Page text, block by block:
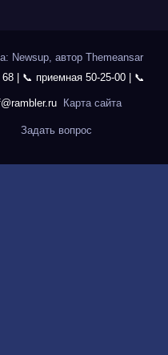
Newsup, автор Themeansar
Карта сайта
Задать вопрос